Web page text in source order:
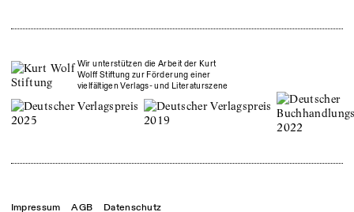
Wir unterstützen die Arbeit der Kurt
Wolff Stiftung zur Förderung einer
vielfältigen Verlags- und Literaturszene
Impressum AGB Datenschutz